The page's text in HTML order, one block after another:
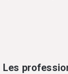
Les